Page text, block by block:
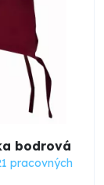
bodrová
pracovných